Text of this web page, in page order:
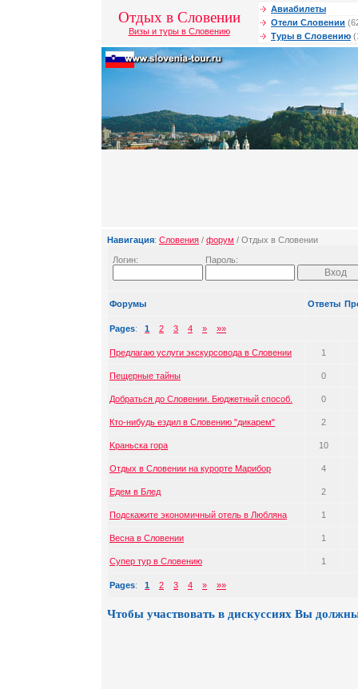
Отдых в Словении
Визы и туры в Словению
Авиабилеты
Отели Словении
Туры в Словению
Навигация: Словения / форум / Отдых в Словении
Логин: Пароль:
Форумы Ответы
Pages: 1 2 3 4 » »»
Предлагаю услуги экскурсовода в Словении 1
Пещерные тайны 0
Добраться до Словении. Бюджетный способ. 0
Кто-нибудь ездил в Словению "дикарем" 2
Kраньска гора 10
Отдых в Словении на курорте Марибор 4
Едем в Блед 2
Подскажите экономичный отель в Любляна 1
Весна в Словении 1
Супер тур в Словению 1
Pages: 1 2 3 4 » »»
Чтобы участвовать в дискуссиях Вы